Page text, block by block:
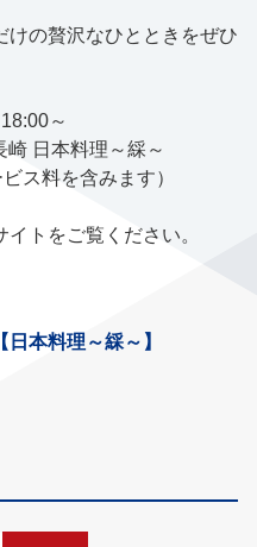
けの贅沢なひとときをぜひ
～
日本料理～綵～
ス料を含みます）
トをご覧ください。
本料理～綵～】